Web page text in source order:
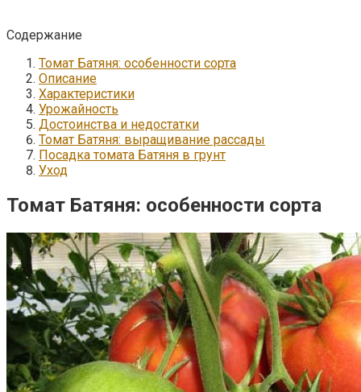
Содержание
Томат Батяня: особенности сорта
Описание
Характеристики
Урожайность
Достоинства и недостатки
Томат Батяня: выращивание рассады
Посадка томата Батяня в грунт
Уход
Томат Батяня: особенности сорта